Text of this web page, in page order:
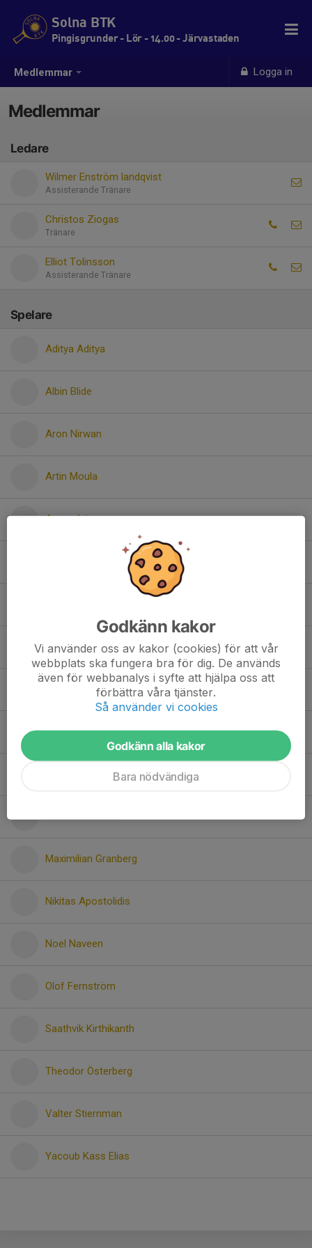
Medlemmar Logga in
Solna BTK
Pingisgrunder - Lör - 14.00 - Järvastaden
Medlemmar
Ledare
Wilmer Enström landqvist
Assisterande Tränare
Christos Ziogas
Tränare
Elliot Tolinsson
Assisterande Tränare
Spelare
Aditya Aditya
Albin Blide
Aron Nirwan
Artin Moula
Aveer Jain
Benjamin Granberg
Eshanth Kandhula
Hugo Larvia
Joel Hillman Schiöld
Mattias Sonono
Maximilian Granberg
Nikitas Apostolidis
Noel Naveen
Olof Fernström
Saathvik Kirthikanth
Theodor Österberg
Valter Stiernman
Yacoub Kass Elias
Godkänn kakor
Vi använder oss av kakor (cookies) för att vår
webbplats ska fungera bra för dig. De används
även för webbanalys i syfte att hjälpa oss att
förbättra våra tjänster.
Så använder vi cookies
Godkänn alla kakor
Bara nödvändiga